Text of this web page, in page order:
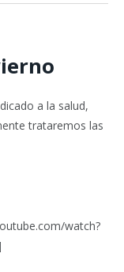
a la salud,
trataremos las
watch?